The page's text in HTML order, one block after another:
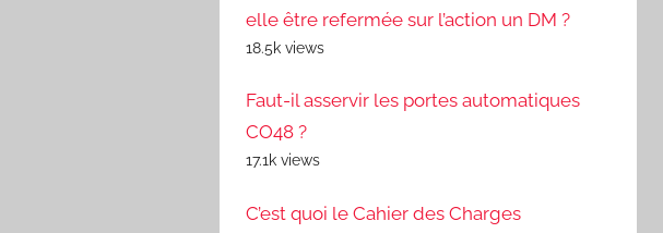
elle être refermée sur l’action un DM ?
18.5k views
Faut-il asservir les portes automatiques
CO48 ?
17.1k views
C’est quoi le Cahier des Charges